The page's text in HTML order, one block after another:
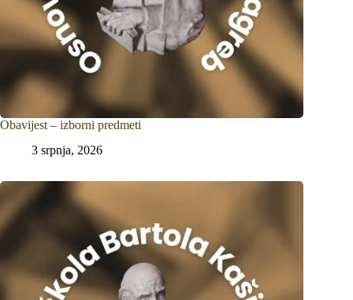
Obavijest – izborni predmeti
3 srpnja, 2026